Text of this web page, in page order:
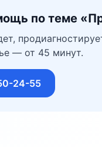
по теме «
— от 45 минут.
24-55